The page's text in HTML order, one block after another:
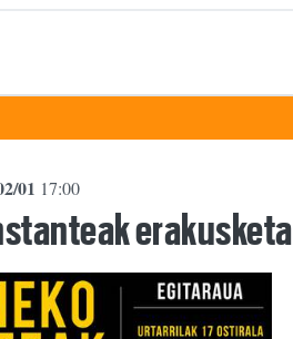
01 17:00
erakusketa